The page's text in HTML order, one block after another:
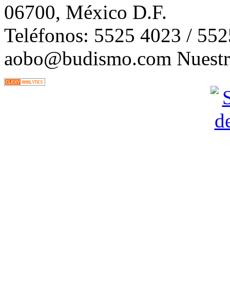
06700, México D.F.
Teléfonos: 5525 4023 /
aobo@budismo.com